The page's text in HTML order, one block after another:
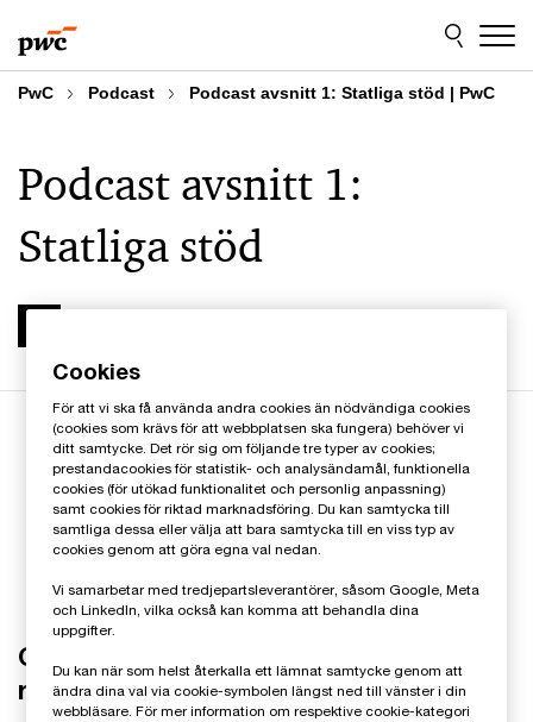
to
content
to
footer
PwC Podcast Podcast avsnitt 1: Statliga stöd | PwC
Podcast avsnitt 1:
Statliga stöd
Gäst:
redovisningsspecialist på PwC
Cookies
För att vi ska få använda andra cookies än nödvändiga cookies
(cookies som krävs för att webbplatsen ska fungera) behöver vi
ditt samtycke. Det rör sig om följande tre typer av cookies;
prestandacookies för statistik- och analysändamål, funktionella
cookies (för utökad funktionalitet och personlig anpassning)
samt cookies för riktad marknadsföring. Du kan samtycka till
samtliga dessa eller välja att bara samtycka till en viss typ av
cookies genom att göra egna val nedan.
Vi samarbetar med tredjepartsleverantörer, såsom Google, Meta
och LinkedIn, vilka också kan komma att behandla dina
uppgifter.
Du kan när som helst återkalla ett lämnat samtycke genom att
ändra dina val via cookie-symbolen längst ned till vänster i din
webbläsare. För mer information om respektive cookie-kategori